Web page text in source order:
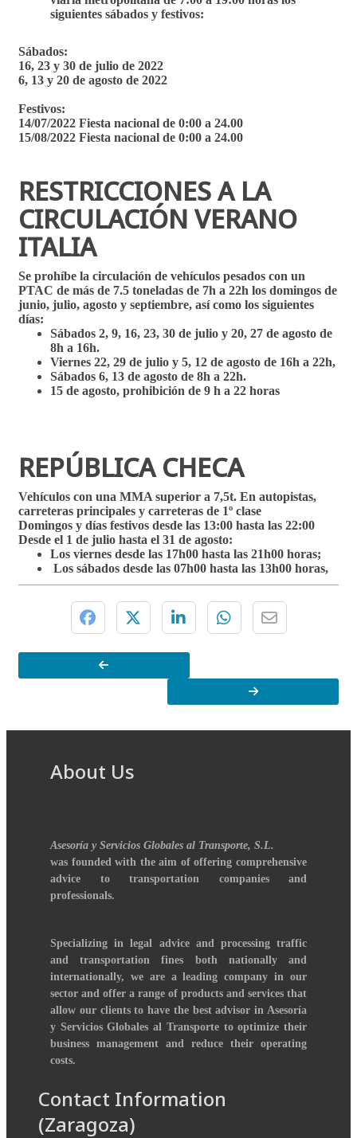
siguientes sábados y festivos:
Sábados:
16, 23 y 30 de julio de 2022
6, 13 y 20 de agosto de 2022
Festivos:
14/07/2022 Fiesta nacional de 0:00 a 24.00
15/08/2022 Fiesta nacional de 0:00 a 24.00
RESTRICCIONES A LA
CIRCULACIÓN VERANO
ITALIA
Se prohíbe la circulación de vehículos pesados con un
PTAC de más de 7.5 toneladas de 7h a 22h los domingos de
junio, julio, agosto y septiembre, así como los siguientes
días:
Sábados 2, 9, 16, 23, 30 de julio y 20, 27 de agosto de
8h a 16h.
Viernes 22, 29 de julio y 5, 12 de agosto de 16h a 22h,
Sábados 6, 13 de agosto de 8h a 22h.
15 de agosto, prohibición de 9 h a 22 horas
REPÚBLICA CHECA
Vehículos con una MMA superior a 7,5t. En autopistas,
carreteras principales y carreteras de 1º clase
Domingos y días festivos desde las 13:00 hasta las 22:00
Desde el 1 de julio hasta el 31 de agosto:
Los viernes desde las 17h00 hasta las 21h00 horas;
Los sábados desde las 07h00 hasta las 13h00 horas,
About Us
Asesoría y Servicios Globales al Transporte, S.L.
was founded with the aim of offering comprehensive
advice to transportation companies and
professionals.
Specializing in legal advice and processing traffic
and transportation fines both nationally and
internationally, we are a leading company in our
sector and offer a range of products and services that
allow our clients to have the best advisor in Asesoría
y Servicios Globales al Transporte to optimize their
business management and reduce their operating
costs.
Contact Information
(Zaragoza)